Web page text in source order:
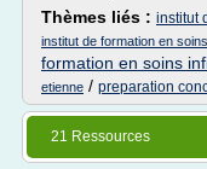
Thèmes liés : institut
institut de formation en
formation en soins
etienne / preparation
21 Ressources